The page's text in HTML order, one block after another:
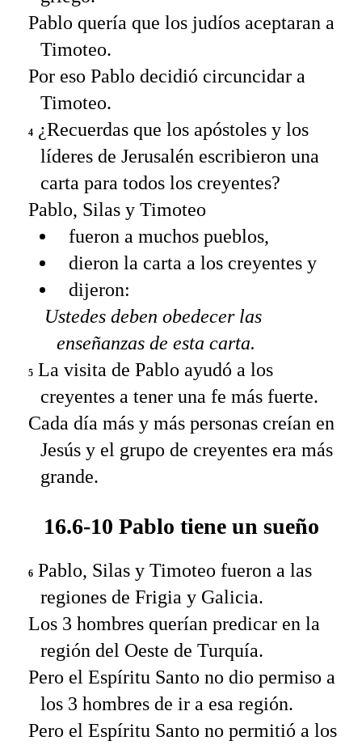
Pablo quería que los judíos aceptaran a
Timoteo.
Por eso Pablo decidió circuncidar a
Timoteo.
4 ¿Recuerdas que los apóstoles y los
líderes de Jerusalén escribieron una
carta para todos los creyentes?
Pablo, Silas y Timoteo
fueron a muchos pueblos,
dieron la carta a los creyentes y
dijeron:
Ustedes deben obedecer las
enseñanzas de esta carta.
5 La visita de Pablo ayudó a los
creyentes a tener una fe más fuerte.
Cada día más y más personas creían en
Jesús y el grupo de creyentes era más
grande.
16.6-10 Pablo tiene un sueño
6 Pablo, Silas y Timoteo fueron a las
regiones de Frigia y Galicia.
Los 3 hombres querían predicar en la
región del Oeste de Turquía.
Pero el Espíritu Santo no dio permiso a
los 3 hombres de ir a esa región.
Pero el Espíritu Santo no permitió a los